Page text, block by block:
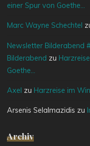
einer Spur von Goethe…
Marc Wayne Schechtel
Newsletter Bilderabend
Bilderabend zu
Goethe…
Axel zu Harzreise im
Arsenis Selalmazidis zu
Archiv